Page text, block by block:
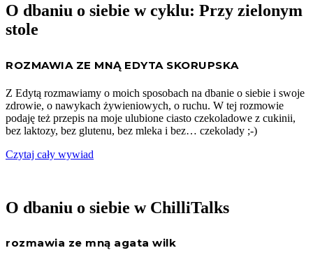
O dbaniu o siebie w cyklu: Przy zielonym
stole
ROZMAWIA ZE MNĄ EDYTA SKORUPSKA
Z Edytą rozmawiamy o moich sposobach na dbanie o siebie i swoje
zdrowie, o nawykach żywieniowych, o ruchu. W tej rozmowie
podaję też przepis na moje ulubione ciasto czekoladowe z cukinii,
bez laktozy, bez glutenu, bez mleka i bez… czekolady ;-)
Czytaj cały wywiad
O dbaniu o siebie w ChilliTalks
rozmawia ze mną agata wilk